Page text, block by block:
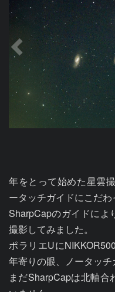
年をとって始めた星雲
ータッチガイドにこだわ
SharpCapのガイドによ
撮影してみました。
ポラリエUに
年寄りの眼、ノータッチ
まだSharpCapは北軸合